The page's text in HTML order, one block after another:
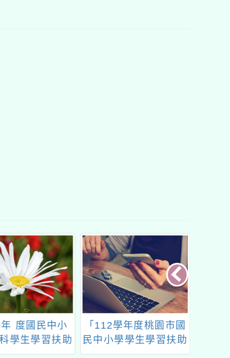
度國民中小
學生學習扶助
研發計畫
「112學年度桃園市國
民中小學學生學習扶助
整體行政推動計畫子計